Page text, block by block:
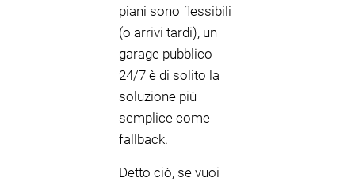
piani sono flessibili
(o arrivi tardi), un
garage pubblico
24/7 è di solito la
soluzione più
semplice come
fallback.
Detto ciò, se vuoi